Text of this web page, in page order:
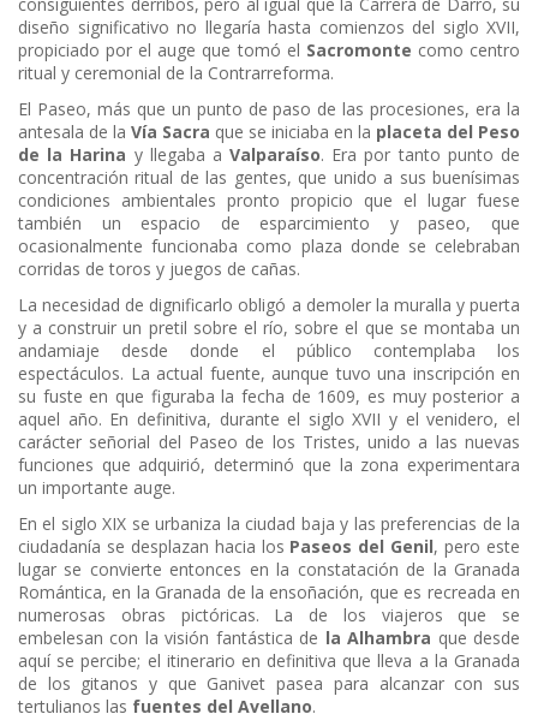
consiguientes derribos, pero al igual que la Carrera de Darro, su
diseño significativo no llegaría hasta comienzos del siglo XVII,
propiciado por el auge que tomó el Sacromonte como centro
ritual y ceremonial de la Contrarreforma.
El Paseo, más que un punto de paso de las procesiones, era la
antesala de la Vía Sacra que se iniciaba en la placeta del Peso
de la Harina y llegaba aValparaíso. Era por tanto punto de
concentración ritual de las gentes, que unido a sus buenísimas
condiciones ambientales pronto propicio que el lugar fuese
también un espacio de esparcimiento y paseo, que
ocasionalmente funcionaba como plaza donde se celebraban
corridas de toros y juegos de cañas.
La necesidad de dignificarlo obligó a demoler la muralla y puerta
y a construir un pretil sobre el río, sobre el que se montaba un
andamiaje desde donde el público contemplaba los
espectáculos. La actual fuente, aunque tuvo una inscripción en
su fuste en que figuraba la fecha de 1609, es muy posterior a
aquel año. En definitiva, durante el siglo XVII y el venidero, el
carácter señorial del Paseo de los Tristes, unido a las nuevas
funciones que adquirió, determinó que la zona experimentara
un importante auge.
En el siglo XIX se urbaniza la ciudad baja y las preferencias de la
ciudadanía se desplazan hacia los Paseos del Genil, pero este
lugar se convierte entonces en la constatación de la Granada
Romántica, en la Granada de la ensoñación, que es recreada en
numerosas obras pictóricas. La de los viajeros que se
embelesan con la visión fantástica de la Alhambra que desde
aquí se percibe; el itinerario en definitiva que lleva a la Granada
de los gitanos y que Ganivet pasea para alcanzar con sus
tertulianos las fuentes del Avellano.